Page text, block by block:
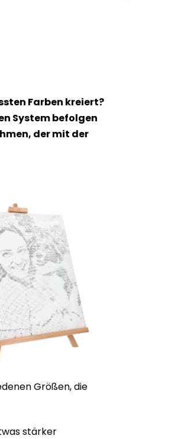
Farben kreiert?
System befolgen
der mit der
Größen, die
stärker